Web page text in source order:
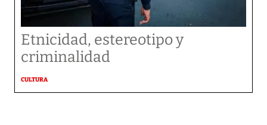
Etnicidad, estereotipo y
criminalidad
CULTURA